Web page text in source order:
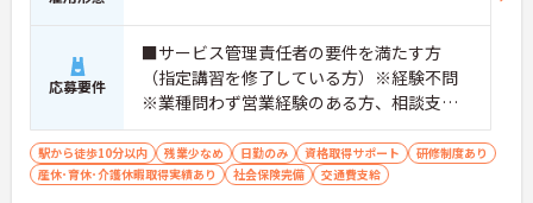
応募要件
■サービス管理責任者の要件を満たす方
（指定講習を修了している方）※経験不問
※業種問わず営業経験のある方、相談支
援・直接支援の経験がある方歓迎
駅から徒歩10分以内 残業少なめ 日勤のみ 資格取得サポート
研修制度あり
産休･育休･介護休暇取得実績あり
社会保険完備 交通費支給